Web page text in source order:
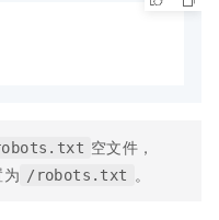
空文件，
/robots.txt 。